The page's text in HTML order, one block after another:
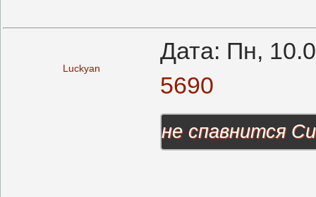
Luckyan
Дата: Пн,
5690
не спавнится